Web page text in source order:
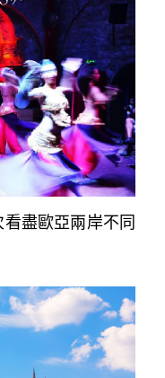
看盡歐亞兩岸不同